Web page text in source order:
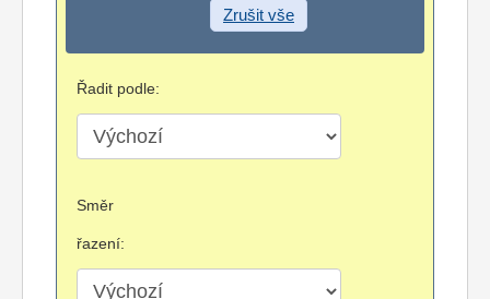
Zrušit vše
Řadit podle:
Směr
řazení: